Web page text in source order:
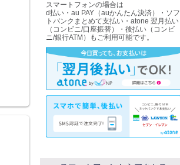
スマートフォンの場合は
d払い・au PAY（auかんたん決済）・ソフ
トバンクまとめて支払い・atone 翌月払い
（コンビニ/口座振替）・後払い（コンビ
ニ/銀行ATM）もご利用可能です。